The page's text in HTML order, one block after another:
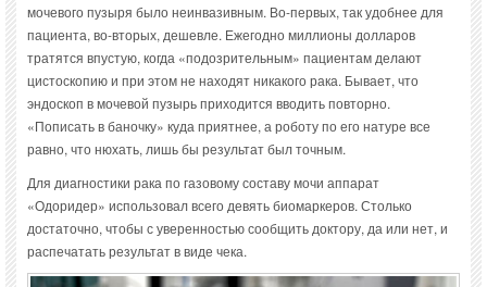
мочевого пузыря было неинвазивным. Во-первых, так удобнее для
пациента, во-вторых, дешевле. Ежегодно миллионы долларов
тратятся впустую, когда «подозрительным» пациентам делают
цистоскопию и при этом не находят никакого рака. Бывает, что
эндоскоп в мочевой пузырь приходится вводить повторно.
«Пописать в баночку» куда приятнее, а роботу по его натуре все
равно, что нюхать, лишь бы результат был точным.
Для диагностики рака по газовому составу мочи аппарат
«Одоридер» использовал всего девять биомаркеров. Столько
достаточно, чтобы с уверенностью сообщить доктору, да или нет, и
распечатать результат в виде чека.